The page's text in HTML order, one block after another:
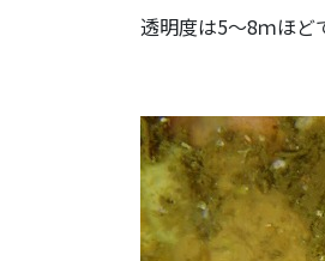
透明度は5～8ｍほど